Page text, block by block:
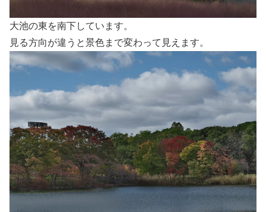
大池の東を南下しています。
見る方向が違うと景色まで変わって見えます。